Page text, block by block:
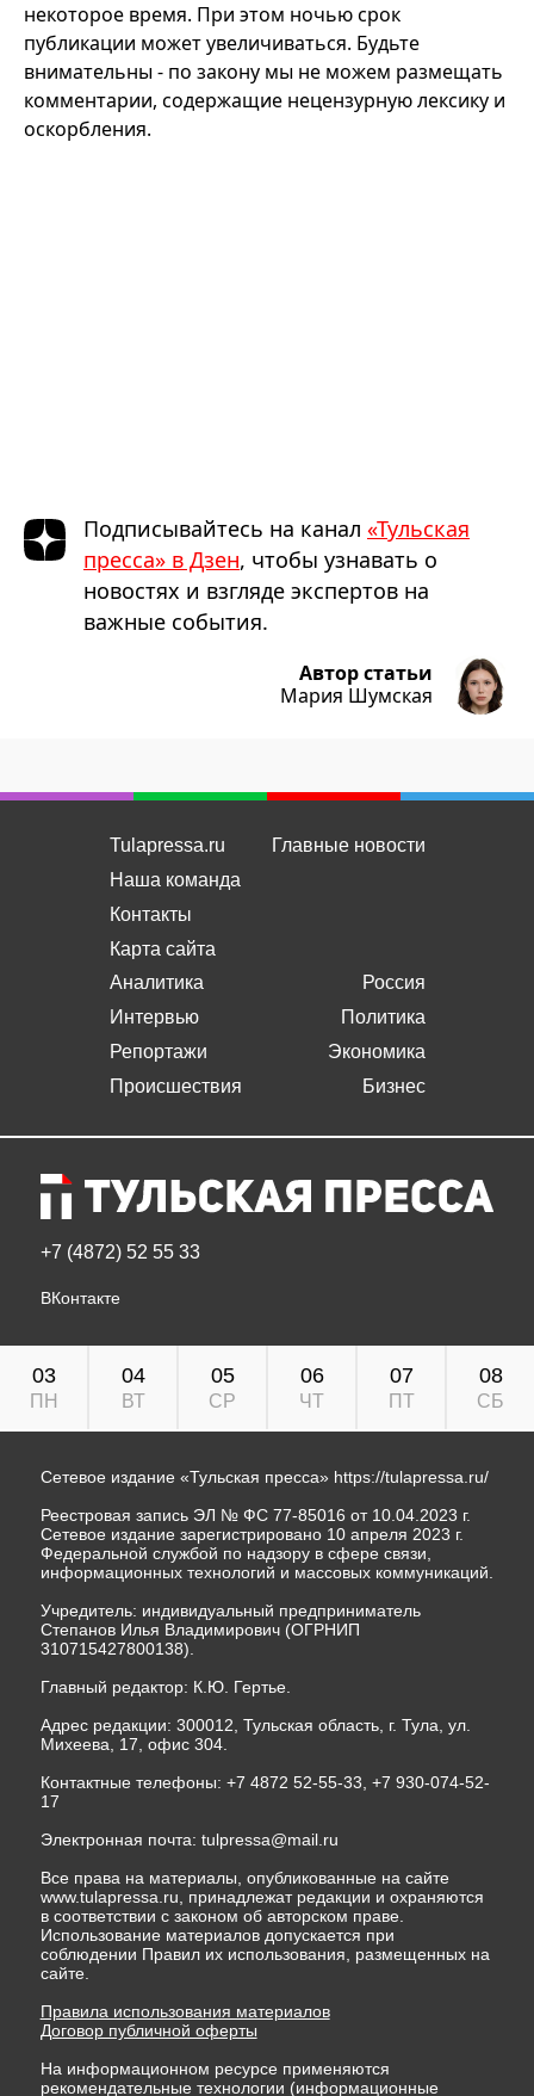
некоторое время. При этом ночью срок
публикации может увеличиваться. Будьте
внимательны - по закону мы не можем размещать
комментарии, содержащие нецензурную лексику и
оскорбления.
Подписывайтесь на канал «Тульская
пресса» в Дзен, чтобы узнавать о
новостях и взгляде экспертов на
важные события.
Автор статьи
Мария Шумская
Tulapressa.ru
Наша команда
Контакты
Карта сайта
Главные новости
Аналитика
Интервью
Репортажи
Происшествия
Россия
Политика
Экономика
Бизнес
+7 (4872) 52 55 33
ВКонтакте
03
ПН
04
ВТ
05
СР
06
ЧТ
07
ПТ
08
СБ
Сетевое издание «Тульская пресса» https://tulapressa.ru/
Реестровая запись ЭЛ № ФС 77-85016 от 10.04.2023 г.
Сетевое издание зарегистрировано 10 апреля 2023 г.
Федеральной службой по надзору в сфере связи,
информационных технологий и массовых коммуникаций.
Учредитель: индивидуальный предприниматель
Степанов Илья Владимирович (ОГРНИП
310715427800138).
Главный редактор: К.Ю. Гертье.
Адрес редакции: 300012, Тульская область, г. Тула, ул.
Михеева, 17, офис 304.
Контактные телефоны: +7 4872 52-55-33, +7 930-074-52-
17
Электронная почта: tulpressa@mail.ru
Все права на материалы, опубликованные на сайте
www.tulapressa.ru, принадлежат редакции и охраняются
в соответствии с законом об авторском праве.
Использование материалов допускается при
соблюдении Правил их использования, размещенных на
сайте.
Правила использования материалов
Договор публичной оферты
На информационном ресурсе применяются
рекомендательные технологии (информационные